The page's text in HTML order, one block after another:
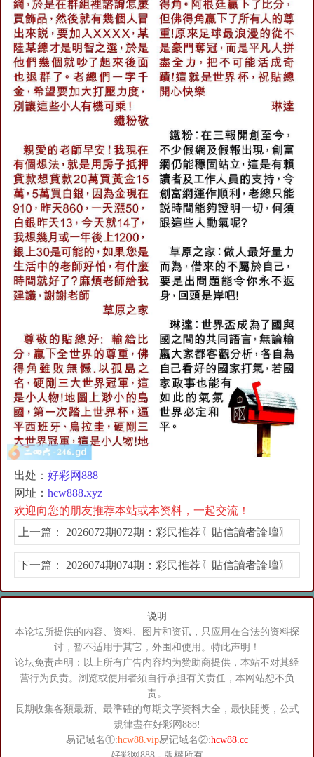
出处： 好彩网888
网址： hcw888.xyz
欢迎向您的朋友推荐本站或本资料，一起交流！
上一篇： 2026072期072期：彩民推荐〖貼信讀者論壇〗
下一篇： 2026074期074期：彩民推荐〖貼信讀者論壇〗
说明
本论坛所提供的内容、资料、图片和资讯，只应用在合法的资料探
讨，暂不适用于其它，外围和使用。特此声明！
论坛免责声明：以上所有广告内容均为赞助商提供，本站不对其经
营行为负责。浏览或使用者须自行承担有关责任，本网站恕不负
责。
長期收集各類最新、最準確的每期文字資料大全，最快開獎，公式
規律盡在好彩网888!
易记域名①:hcw88.vip易记域名②:hcw88.cc